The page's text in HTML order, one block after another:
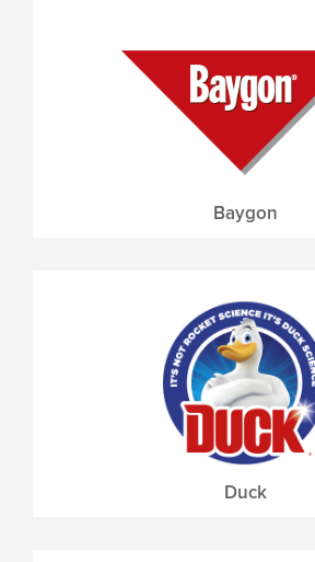
Baygon
Duck